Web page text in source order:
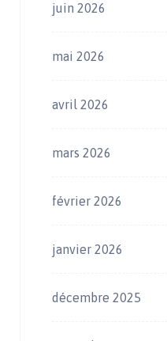
juin 2026
mai 2026
avril 2026
mars 2026
février 2026
janvier 2026
décembre 2025